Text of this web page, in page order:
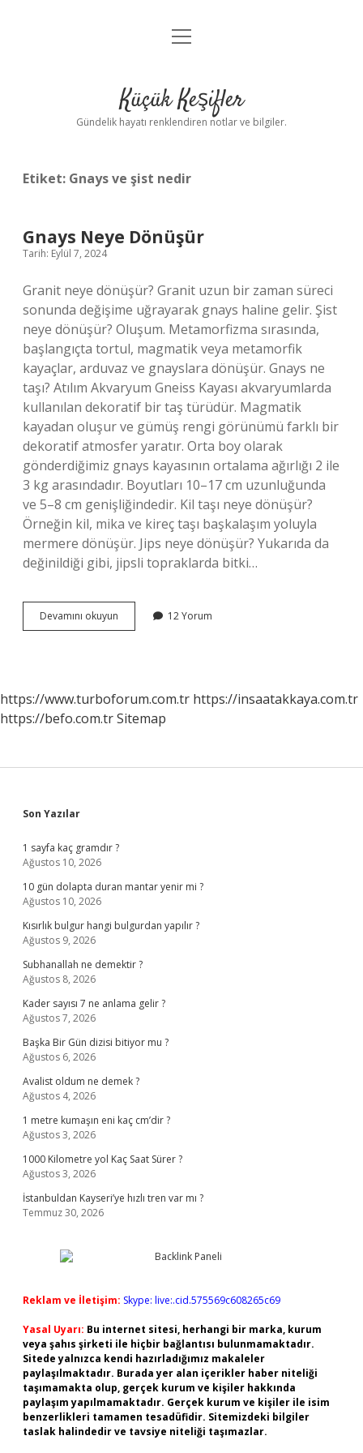
Anasayfa
Yasal Uyarı
menüyü
Küçük Keşifler
Gündelik hayatı renklendiren notlar ve bilgiler.
Etiket: Gnays ve şist nedir
Gnays Neye Dönüşür
Tarih: Eylül 7, 2024
Granit neye dönüşür? Granit uzun bir zaman süreci
sonunda değişime uğrayarak gnays haline gelir. Şist
neye dönüşür? Oluşum. Metamorfizma sırasında,
başlangıçta tortul, magmatik veya metamorfik
kayaçlar, arduvaz ve gnayslara dönüşür. Gnays ne
taşı? Atılım Akvaryum Gneiss Kayası akvaryumlarda
kullanılan dekoratif bir taş türüdür. Magmatik
kayadan oluşur ve gümüş rengi görünümü farklı bir
dekoratif atmosfer yaratır. Orta boy olarak
gönderdiğimiz gnays kayasının ortalama ağırlığı 2 ile
3 kg arasındadır. Boyutları 10–17 cm uzunluğunda
ve 5–8 cm genişliğindedir. Kil taşı neye dönüşür?
Örneğin kil, mika ve kireç taşı başkalaşım yoluyla
mermere dönüşür. Jips neye dönüşür? Yukarıda da
değinildiği gibi, jipsli topraklarda bitki…
Devamını okuyun
Neye
12 Yorum
https://www.turboforum.com.tr https://insaatakkaya.com.tr
https://befo.com.trSitemap
Sidebar
Son Yazılar
1 sayfa kaç gramdır ?
Ağustos 10, 2026
10 gün dolapta duran mantar yenir mi ?
Ağustos 10, 2026
Kısırlık bulgur hangi bulgurdan yapılır ?
Ağustos 9, 2026
Subhanallah ne demektir ?
Ağustos 8, 2026
Kader sayısı 7 ne anlama gelir ?
Ağustos 7, 2026
Başka Bir Gün dizisi bitiyor mu ?
Ağustos 6, 2026
Avalist oldum ne demek ?
Ağustos 4, 2026
1 metre kumaşın eni kaç cm’dir ?
Ağustos 3, 2026
1000 Kilometre yol Kaç Saat Sürer ?
Ağustos 3, 2026
İstanbuldan Kayseri’ye hızlı tren var mı ?
Temmuz 30, 2026
Reklam ve İletişim: Skype: live:.cid.575569c608265c69
Yasal Uyarı: Bu internet sitesi, herhangi bir marka, kurum
veya şahıs şirketi ile hiçbir bağlantısı bulunmamaktadır.
Sitede yalnızca kendi hazırladığımız makaleler
paylaşılmaktadır. Burada yer alan içerikler haber niteliği
taşımamakta olup, gerçek kurum ve kişiler hakkında
paylaşım yapılmamaktadır. Gerçek kurum ve kişiler ile isim
benzerlikleri tamamen tesadüfidir. Sitemizdeki bilgiler
taslak halindedir ve tavsiye niteliği taşımazlar.